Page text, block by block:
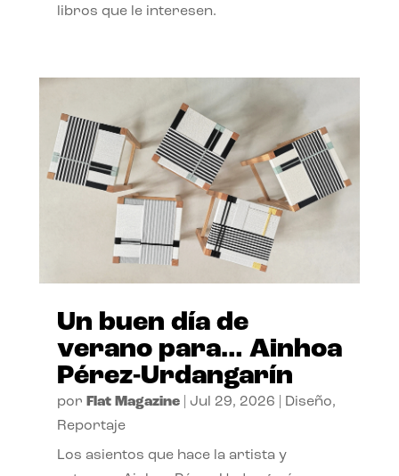
libros que le interesen.
Un buen día de
verano para… Ainhoa
Pérez-Urdangarín
por Flat Magazine| Jul 29, 2026 Diseño,
Reportaje
Los asientos que hace la artista y